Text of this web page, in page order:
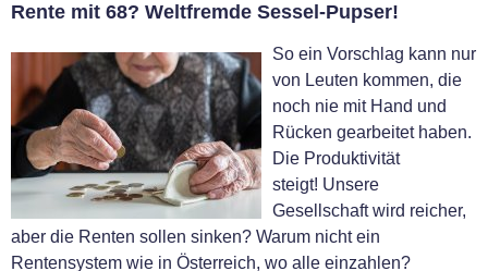
Rente mit 68? Weltfremde Sessel-Pupser!
So ein Vorschlag kann nur
von Leuten kommen, die
noch nie mit Hand und
Rücken gearbeitet haben.
Die Produktivität
steigt! Unsere
Gesellschaft wird reicher,
aber die Renten sollen sinken? Warum nicht ein
Rentensystem wie in Österreich, wo alle einzahlen?